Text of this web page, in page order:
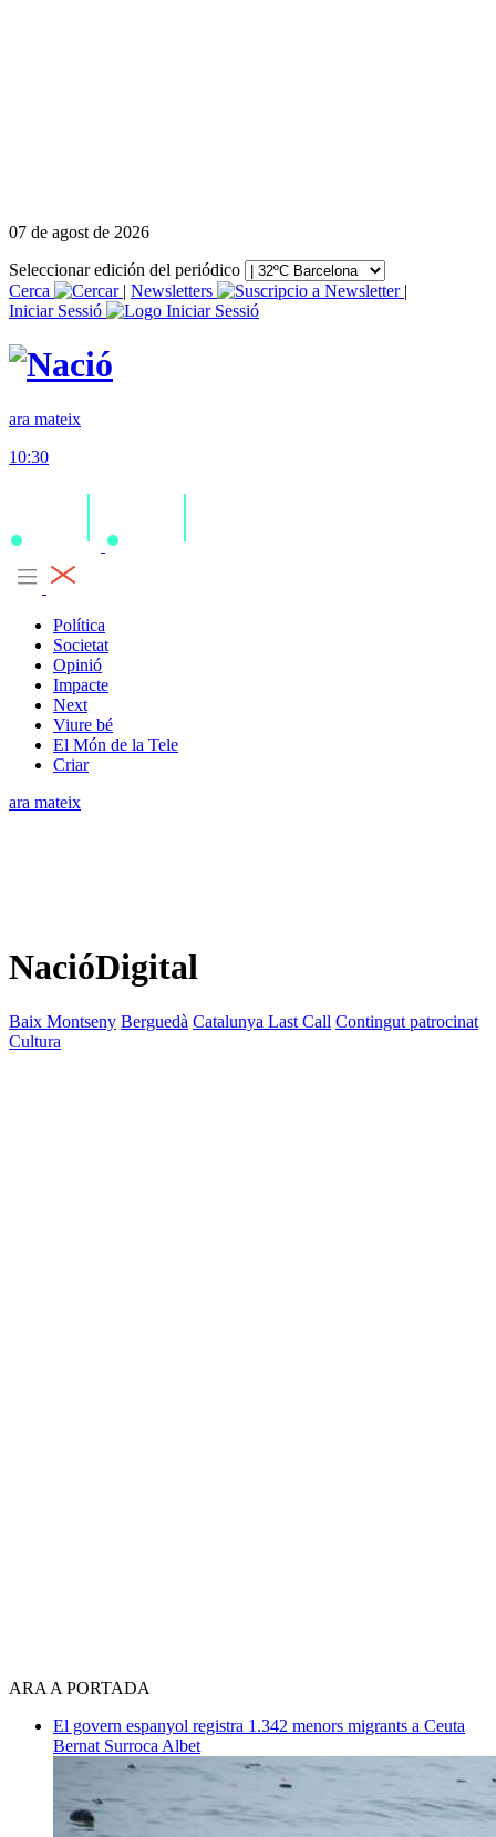
07 de agost de 2026
Seleccionar edición del periódico
Cerca
| Newsletters
|
Iniciar Sessió
ara mateix
10:30
Política
Societat
Opinió
Impacte
Next
Viure bé
El Món de la Tele
Criar
ara mateix
NacióDigital
Baix Montseny Berguedà Catalunya Last Call Contingut patrocinat
Cultura
ARA A PORTADA
El govern espanyol registra 1.342 menors migrants a Ceuta
Bernat Surroca Albet